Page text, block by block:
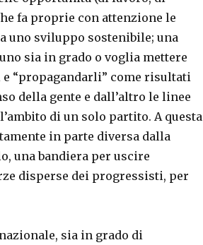
fa proprie con attenzione le
uno sviluppo sostenibile; una
sia in grado o voglia mettere
“propagandarli” come risultati
della gente e dall’altro le linee
di un solo partito. A questa
in parte diversa dalla
una bandiera per uscire
disperse dei progressisti, per
sia in grado di